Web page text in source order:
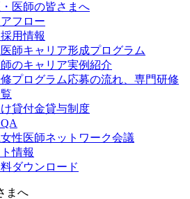
医師の皆さまへ
フロー
用情報
師キャリア形成プログラム
のキャリア実例紹介
プログラム応募の流れ、専門研修
貸付金貸与制度
性医師ネットワーク会議
情報
ダウンロード
まへ